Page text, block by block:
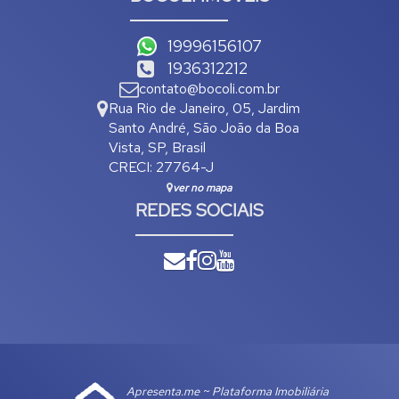
19996156107
1936312212
contato@bocoli.com.br
Rua Rio de Janeiro, 05, Jardim
Santo André, São João da Boa
Vista, SP, Brasil
CRECI: 27764-J
ver no mapa
REDES SOCIAIS
Apresenta.me ~ Plataforma Imobiliária